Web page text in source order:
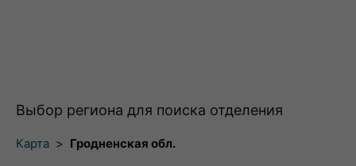
Выбор региона для поиска отделения
Карта > Гродненская обл.